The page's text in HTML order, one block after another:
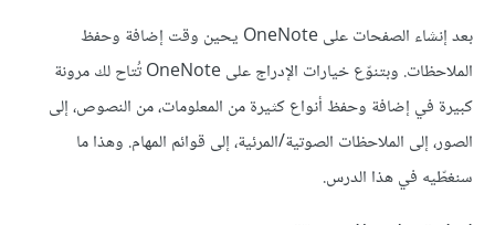
بعد إنشاء الصفحات على OneNote يحين وقت إضافة وحفظ
الملاحظات. وبتنوّع خيارات الإدراج على OneNote تُتاح لك مرونة
كبيرة في إضافة وحفظ أنواع كثيرة من المعلومات، من النصوص، إلى
الصور، إلى الملاحظات الصوتية/المرئية، إلى قوائم المهام. وهذا ما
سنغطّيه في هذا الدرس.